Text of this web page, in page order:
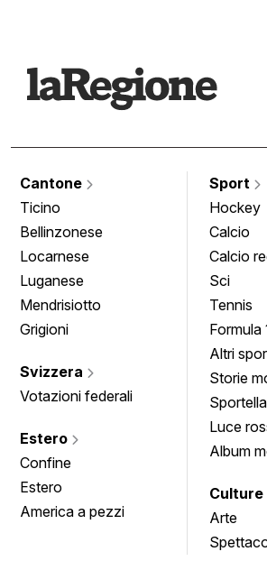
Cantone
Ticino
Bellinzonese
Locarnese
Luganese
Mendrisiotto
Grigioni
Svizzera
Votazioni federali
Estero
Confine
Estero
America a pezzi
Sport
Hockey
Calcio
Calcio
Sci
Tennis
Formula
Altri
Storie
Luce
Album
Culture
Arte